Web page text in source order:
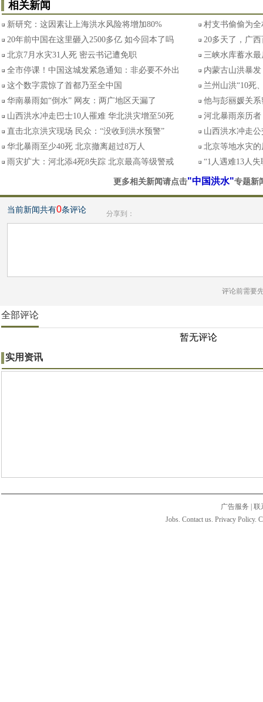
相关新闻
新研究：这因素让上海洪水风险将增加80%
村支书偷偷为
20年前中国在这里砸入2500多亿 如今回本了吗
20多天了，广
北京7月水灾31人死 密云书记遭免职
三峡水库蓄水
全市停课！中国这城发紧急通知：非必要不外出
内蒙古山洪暴
这个数字震惊了首都乃至全中国
兰州山洪“10死
华南暴雨如“倒水” 网友：两广地区天漏了
他与彭丽媛关
山西洪水冲走巴士10人罹难 华北洪灾增至50死
河北暴雨亲历
直击北京洪灾现场 民众：“没收到洪水预警”
山西洪水冲走
华北暴雨至少40死 北京撤离超过8万人
北京等地水灾
雨灾扩大：河北添4死8失踪 北京最高等级警戒
“1人遇难13人
更多相关新闻请点击"中国洪水"专题新
当前新闻共有0条评论 分享到：
评论前需要
全部评论
暂无评论
实用资讯
广告服务
联
Jobs. Contact us. Privacy Policy.